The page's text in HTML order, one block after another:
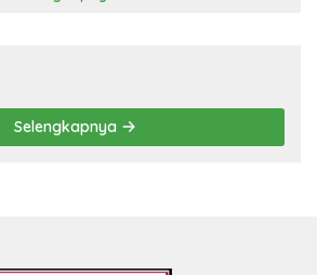
Selengkapnya